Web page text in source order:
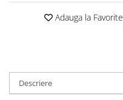
Adauga la Favorite
Descriere